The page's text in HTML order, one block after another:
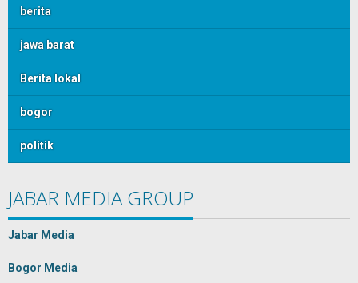
berita
jawa barat
Berita lokal
bogor
politik
JABAR MEDIA GROUP
Jabar Media
Bogor Media